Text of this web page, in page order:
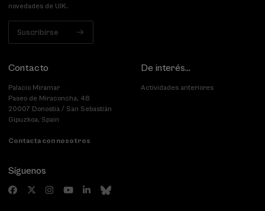
novedades de UIK.
Suscribirse
Contacto
Palacio Miramar
Paseo de Miraconcha, 48
20007 Donostia / San Sebastián
Gipuzkoa, Spain
Contacta con nosotros
De interés...
Actividades anteriores
Síguenos